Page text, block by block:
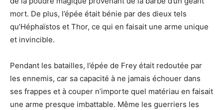
mort. De plus, l’épée était bénie par des dieux tels
qu’Héphaïstos et Thor, ce qui en faisait une arme unique
et invincible.
Pendant les batailles, l’épée de Frey était redoutée par
les ennemis, car sa capacité à ne jamais échouer dans
ses frappes et à couper n’importe quel matériau en faisait
une arme presque imbattable. Même les guerriers les